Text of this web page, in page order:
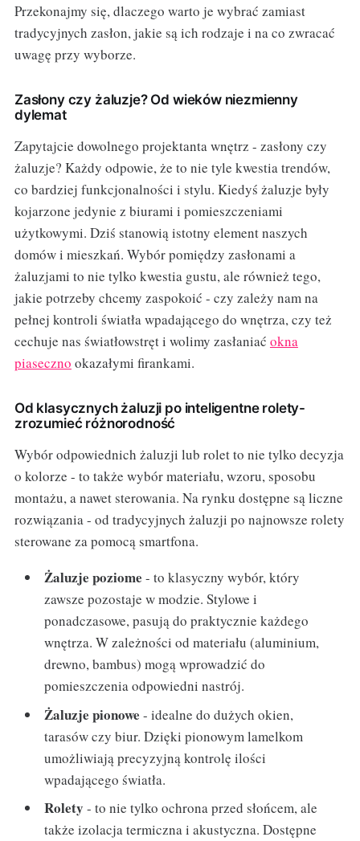
Przekonajmy się, dlaczego warto je wybrać zamiast
tradycyjnych zasłon, jakie są ich rodzaje i na co zwracać
uwagę przy wyborze.
Zasłony czy żaluzje? Od wieków niezmienny
dylemat
Zapytajcie dowolnego projektanta wnętrz - zasłony czy
żaluzje? Każdy odpowie, że to nie tyle kwestia trendów,
co bardziej funkcjonalności i stylu. Kiedyś żaluzje były
kojarzone jedynie z biurami i pomieszczeniami
użytkowymi. Dziś stanowią istotny element naszych
domów i mieszkań. Wybór pomiędzy zasłonami a
żaluzjami to nie tylko kwestia gustu, ale również tego,
jakie potrzeby chcemy zaspokoić - czy zależy nam na
pełnej kontroli światła wpadającego do wnętrza, czy też
cechuje nas światłowstręt i wolimy zasłaniać okna
piaseczno okazałymi firankami.
Od klasycznych żaluzji po inteligentne rolety-
zrozumieć różnorodność
Wybór odpowiednich żaluzji lub rolet to nie tylko decyzja
o kolorze - to także wybór materiału, wzoru, sposobu
montażu, a nawet sterowania. Na rynku dostępne są liczne
rozwiązania - od tradycyjnych żaluzji po najnowsze rolety
sterowane za pomocą smartfona.
Żaluzje poziome - to klasyczny wybór, który
zawsze pozostaje w modzie. Stylowe i
ponadczasowe, pasują do praktycznie każdego
wnętrza. W zależności od materiału (aluminium,
drewno, bambus) mogą wprowadzić do
pomieszczenia odpowiedni nastrój.
Żaluzje pionowe - idealne do dużych okien,
tarasów czy biur. Dzięki pionowym lamelkom
umożliwiają precyzyjną kontrolę ilości
wpadającego światła.
Rolety - to nie tylko ochrona przed słońcem, ale
także izolacja termiczna i akustyczna. Dostępne